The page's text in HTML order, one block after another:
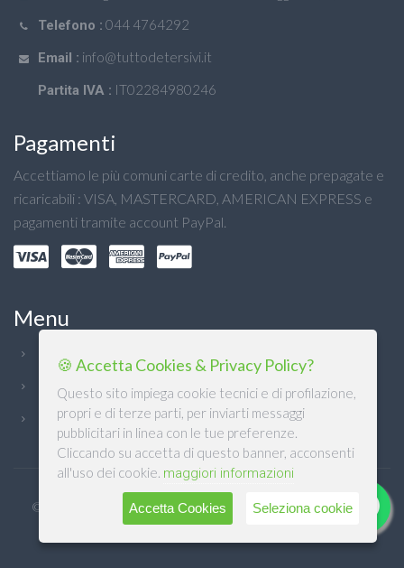
Telefono : 044 4764292
Email : info@tuttodetersivi.it
Partita IVA : IT02284980246
Pagamenti
Accettiamo le più comuni carte di credito, anche prepagate e
ricaricabili : VISA, MASTERCARD, AMERICAN EXPRESS e
pagamenti tramite account PayPal.
Menu
Condizioni generali
Privacy
© DB DETERSIVI Srl 2022. Design & Software mCommerce by
🍪 Accetta Cookies & Privacy Policy?
Questo sito impiega cookie tecnici e di profilazione,
propri e di terze parti, per inviarti messaggi
pubblicitari in linea con le tue preferenze.
Cliccando su accetta di questo banner, acconsenti
all'uso dei cookie. maggiori informazioni
Accetta Cookies Seleziona cookie